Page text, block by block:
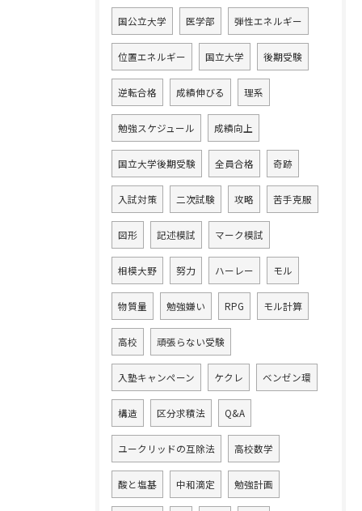
国公立大学 医学部 弾性エネルギー
位置エネルギー 国立大学 後期受験
逆転合格 成績伸びる 理系
勉強スケジュール 成績向上
国立大学後期受験 全員合格 奇跡
入試対策 二次試験 攻略 苦手克服
図形 記述模試 マーク模試
相模大野 努力 ハーレー モル
物質量 勉強嫌い RPG モル計算
高校 頑張らない受験
入塾キャンペーン ケクレ ベンゼン環
構造 区分求積法 Q&A
ユークリッドの互除法 高校数学
酸と塩基 中和滴定 勉強計画